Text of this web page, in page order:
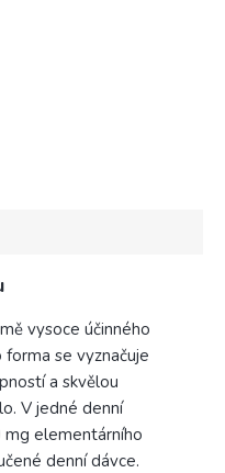
vysoce účinného
se vyznačuje
a skvělou
V jedné denní
elementárního
denní dávce.